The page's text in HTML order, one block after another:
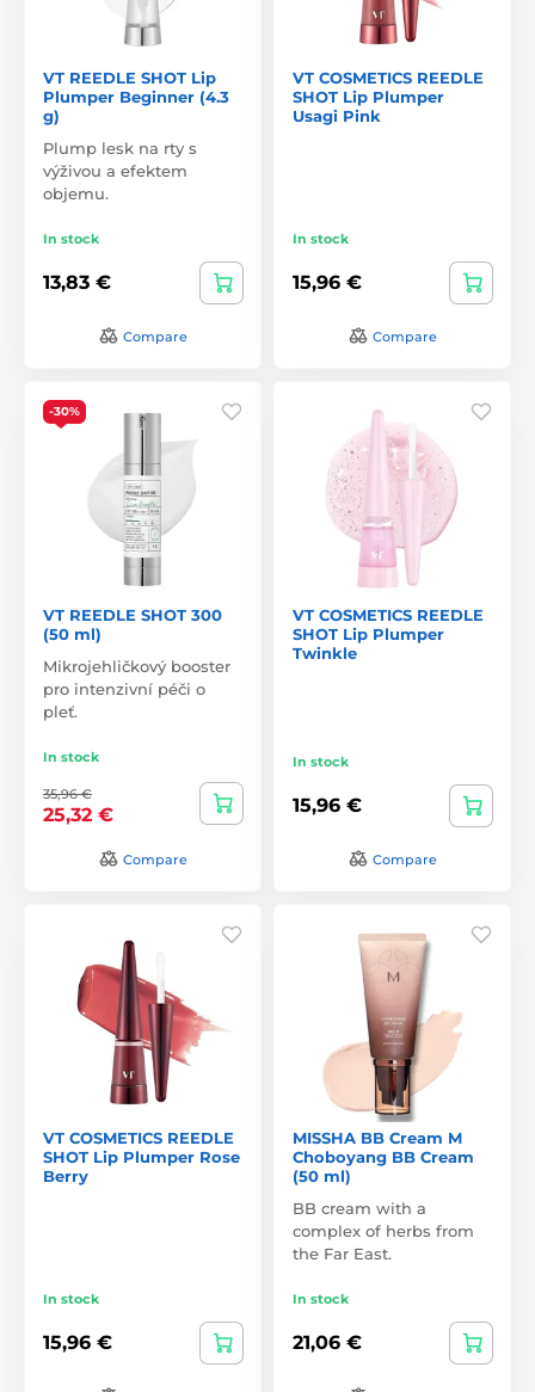
VT REEDLE SHOT Lip
Plumper Beginner (4.3
g)
Plump lesk na rty s
výživou a efektem
objemu.
In stock
13,83 €
Compare
VT COSMETICS REEDLE
SHOT Lip Plumper
Usagi Pink
In stock
15,96 €
Compare
-30%
VT REEDLE SHOT 300
(50 ml)
Mikrojehličkový booster
pro intenzivní péči o
pleť.
In stock
35,96 €
25,32 €
Compare
VT COSMETICS REEDLE
SHOT Lip Plumper
Twinkle
In stock
15,96 €
Compare
VT COSMETICS REEDLE
SHOT Lip Plumper Rose
Berry
In stock
15,96 €
MISSHA BB Cream M
Choboyang BB Cream
(50 ml)
BB cream with a
complex of herbs from
the Far East.
In stock
21,06 €